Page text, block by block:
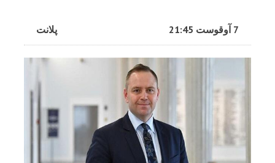
پلانت 7 آوقوست 21:45